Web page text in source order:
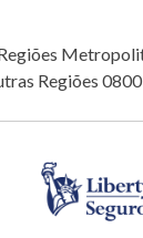
Regiões